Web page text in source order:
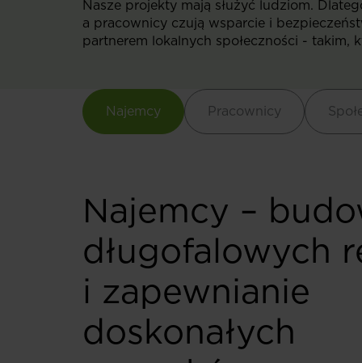
Nasze projekty mają służyć ludziom.
a pracownicy czują wsparcie i
partnerem lokalnych społeczności - takim,
Najemcy Pracownicy
Najemcy –
długofalowych
i zapewnianie
doskonałych